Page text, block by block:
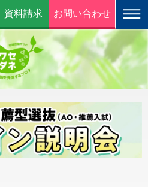
資料請求 お問い合わせ